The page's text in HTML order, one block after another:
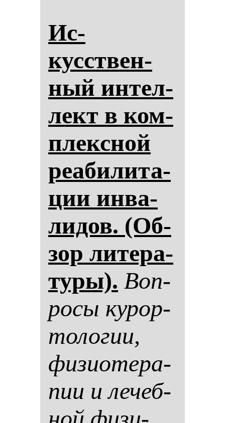
Ис­
кусствен­
ный ин­тел­
лект в ком­
плексной
ре­аби­ли­та­
ции ин­ва­
ли­дов. (Об­
зор ли­те­ра­
ту­ры). Воп­
ро­сы ку­рор­
то­ло­гии,
фи­зи­оте­ра­
пии и ле­чеб­